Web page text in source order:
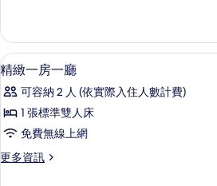
相
片
房
的
所
有
相
片
一
臥
室
的
詳
顯
示
精
緻
房
11
精緻一房一廳
可容納 2 人 (依實際入住人數計費)
1 張標準雙人床
免費無線上網
更多資訊
更